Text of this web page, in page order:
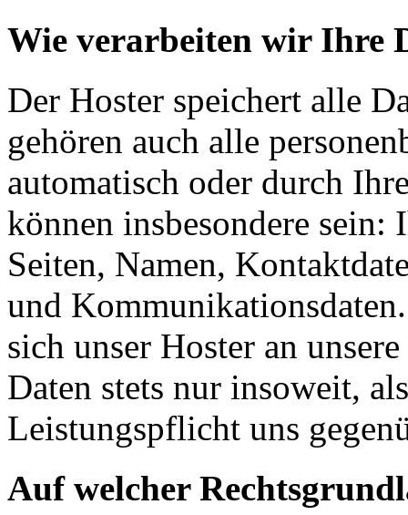
Wie verarbeiten wir Ihre
Der Hoster speichert alle
gehören auch alle
automatisch oder durch
können insbesondere sein:
Seiten, Namen,
und
sich unser Hoster an
Daten stets nur insoweit,
Leistungspflicht uns
Auf welcher